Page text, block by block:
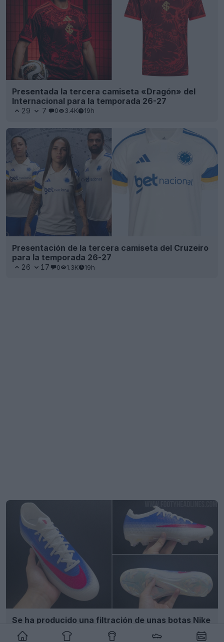
Presentada la tercera camiseta «Dragón» del
Internacional para la temporada 26-27
29 7 0 3.4K 19h
Presentación de la tercera camiseta del Cruzeiro
para la temporada 26-27
26 17 0 1.3K 19h
Se ha producido una filtración de unas botas Nike
Mercurial Vapor 17 en blanco, azul y rosa
FILTRACIÓN 5 909